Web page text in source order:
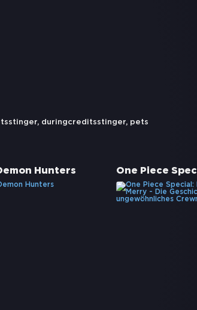
, duringcreditsstinger, pets
Hunters